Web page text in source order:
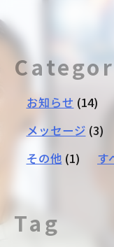
お知らせ (14)
メッセージ (3)
その他 (1) す
Tag